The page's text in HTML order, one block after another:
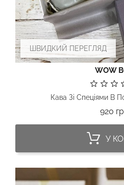
ШВИДКИЙ ПЕРЕГЛЯД
WOW
Кава Зі Спеціями В
920
У